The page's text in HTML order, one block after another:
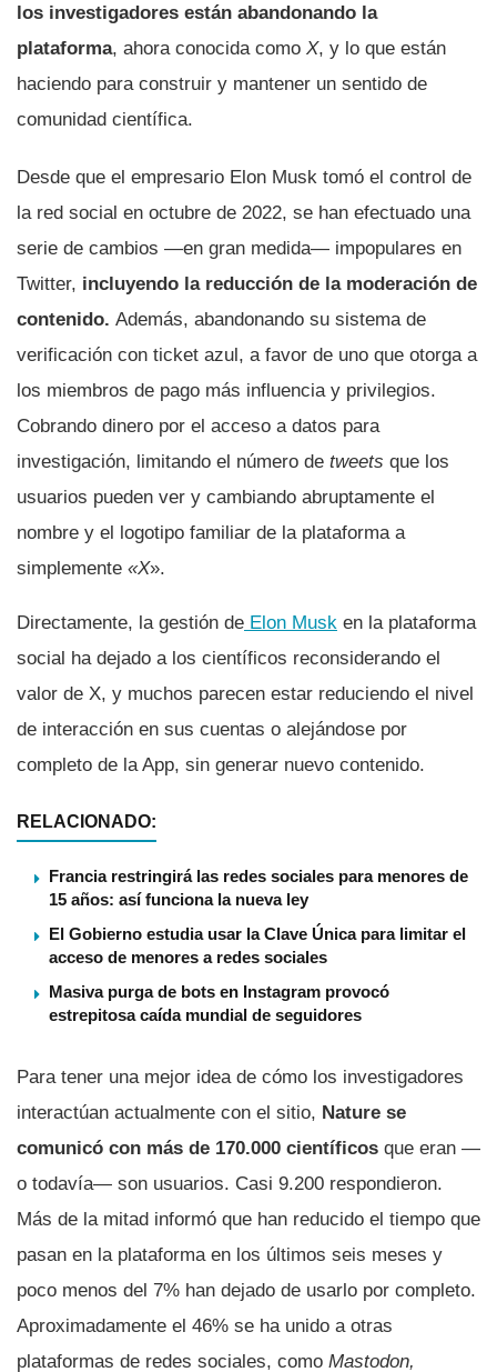
los investigadores están abandonando la
plataforma, ahora conocida como X, y lo que están
haciendo para construir y mantener un sentido de
comunidad científica.
Desde que el empresario Elon Musk tomó el control de
la red social en octubre de 2022, se han efectuado una
serie de cambios —en gran medida— impopulares en
Twitter, incluyendo la reducción de la moderación de
contenido. Además, abandonando su sistema de
verificación con ticket azul, a favor de uno que otorga a
los miembros de pago más influencia y privilegios.
Cobrando dinero por el acceso a datos para
investigación, limitando el número de tweets que los
usuarios pueden ver y cambiando abruptamente el
nombre y el logotipo familiar de la plataforma a
simplemente «X».
Directamente, la gestión de Elon Musk en la plataforma
social ha dejado a los científicos reconsiderando el
valor de X, y muchos parecen estar reduciendo el nivel
de interacción en sus cuentas o alejándose por
completo de la App, sin generar nuevo contenido.
RELACIONADO:
Francia restringirá las redes sociales para menores de
15 años: así funciona la nueva ley
El Gobierno estudia usar la Clave Única para limitar el
acceso de menores a redes sociales
Masiva purga de bots en Instagram provocó
estrepitosa caída mundial de seguidores
Para tener una mejor idea de cómo los investigadores
interactúan actualmente con el sitio, Nature se
comunicó con más de 170.000 científicos que eran —
o todavía— son usuarios. Casi 9.200 respondieron.
Más de la mitad informó que han reducido el tiempo que
pasan en la plataforma en los últimos seis meses y
poco menos del 7% han dejado de usarlo por completo.
Aproximadamente el 46% se ha unido a otras
plataformas de redes sociales, como Mastodon,